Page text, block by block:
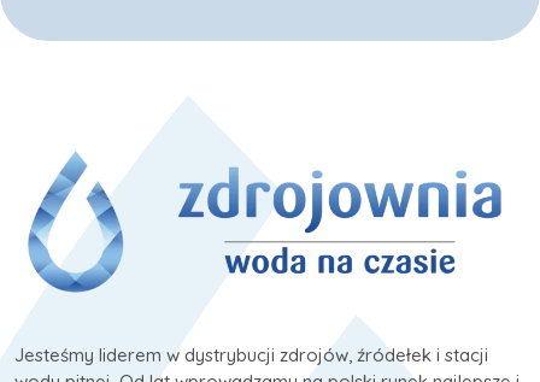
Jesteśmy liderem w dystrybucji zdrojów, źródełek i stacji